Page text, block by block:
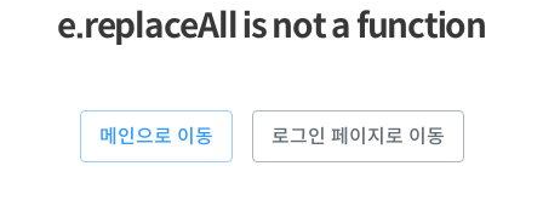
e.replaceAll is not a function
메인으로 이동 로그인 페이지로 이동